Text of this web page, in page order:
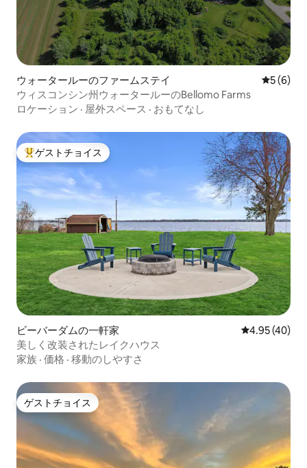
ウォータールーのファームステイ レビュー
5 (6)
ウィスコンシン州ウォータールーのBellomo Farms
ロケーション · 屋外スペース · おもてなし
大好評のゲストチョイスです。
ゲストチョイス
ビーバーダムの一軒家 レビュー40
4.95 (40)
美しく改装されたレイクハウス
家族 · 価格 · 移動のしやすさ
ゲストチョイス
ゲストチョイス